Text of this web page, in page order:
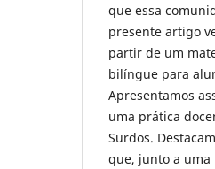
que essa
presente artigo
partir de um
bilíngue para
Apresentamos
uma prática
Surdos.
que, junto a uma